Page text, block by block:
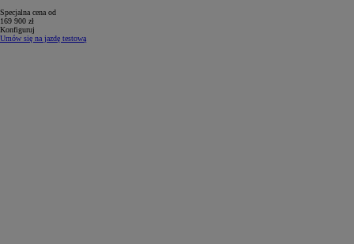
Specjalna cena od
169 900 zł
Konfiguruj
Umów się na jazdę testową